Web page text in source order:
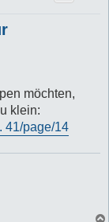
möchten,
klein:
41/page/14